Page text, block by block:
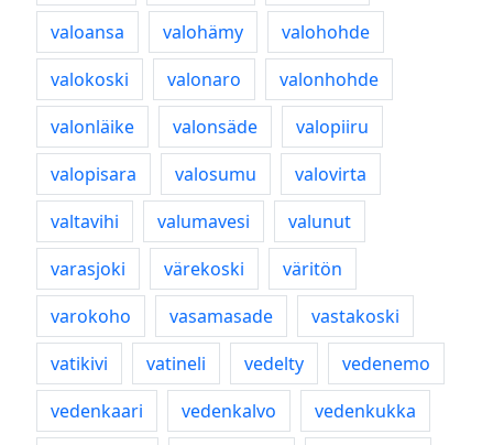
valoansa
valohämy
valohohde
valokoski
valonaro
valonhohde
valonläike
valonsäde
valopiiru
valopisara
valosumu
valovirta
valtavihi
valumavesi
valunut
varasjoki
värekoski
väritön
varokoho
vasamasade
vastakoski
vatikivi
vatineli vedelty
vedenemo
vedenkaari
vedenkalvo
vedenkukka